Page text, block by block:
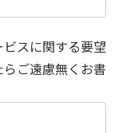
スに関する要望
らご遠慮無くお書